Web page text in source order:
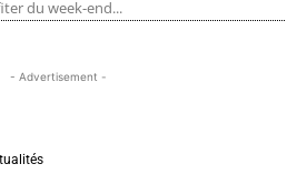
du week-end...
- Advertisement -